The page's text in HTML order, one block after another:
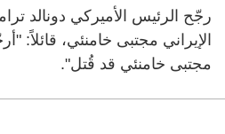
رجّح الرئيس الأميركي دونالد
مجتبى خامنئي قد قُتل".